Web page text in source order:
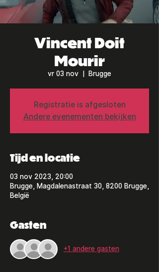
Vincent Doit
Mourir
vr 03 nov Brugge
Registratie is afgesloten
Andere evenementen bekijken
Tijd en locatie
03 nov 2023, 20:00
Brugge, Magdalenastraat 30, 8200 Brugge,
België
Gasten
+1 andere gasten